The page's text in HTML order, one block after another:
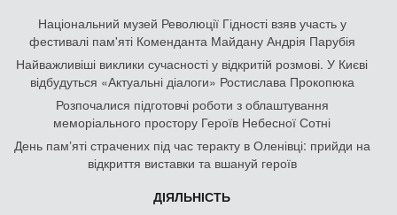
Національний музей Революції Гідності взяв участь у
фестивалі пам'яті Коменданта Майдану Андрія Парубія
Найважливіші виклики сучасності у відкритій розмові. У Києві
відбудуться «Актуальні діалоги» Ростислава Прокопюка
Розпочалися підготовчі роботи з облаштування
меморіального простору Героїв Небесної Сотні
День памʼяті страчених під час теракту в Оленівці: прийди на
відкриття виставки та вшануй героїв
ДІЯЛЬНІСТЬ